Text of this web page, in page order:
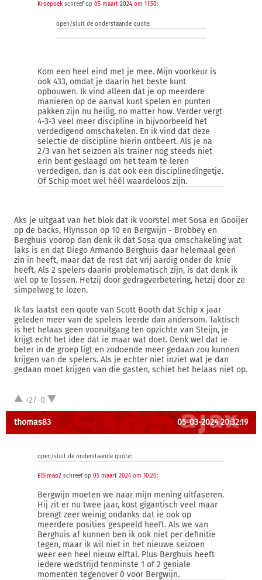
Kroepoek schreef op 05 maart 2024 om 11:50:
open/sluit de onderstaande quote:
Kom een heel eind met je mee. Mijn voorkeur is
ook 433, omdat je daarin het beste kunt
opbouwen. Ik vind alleen dat je op meerdere
manieren op de aanval kunt spelen en punten
pakken zijn nu heilig, no matter how. Verder vergt
4-3-3 veel meer discipline in bijvoorbeeld het
verdedigend omschakelen. En ik vind dat deze
selectie de discipline hierin ontbeert. Als je na
2/3 van het seizoen als trainer nog steeds niet
erin bent geslaagd om het team te leren
verdedigen, dan is dat ook een disciplinedingetje.
Of Schip moet wel héél waardeloos zijn.
Aks je uitgaat van het blok dat ik voorstel met Sosa en Gooijer
op de backs, Hlynsson op 10 en Bergwijn - Brobbey en
Berghuis voorop dan denk ik dat Sosa qua omschakeling wat
laks is en dat Diego Armando Berghuis daar helemaal geen
zin in heeft, maar dat de rest dat vrij aardig onder de knie
heeft. Als 2 spelers daarin problematisch zijn, is dat denk ik
wel op te lossen. Hetzij door gedragverbetering, hetzij door ze
simpelweg te lozen.
Ik las laatst een quote van Scott Booth dat Schip x jaar
geleden meer van de spelers leerde dan andersom. Taktisch
is het helaas geen vooruitgang ten opzichte van Steijn, je
krijgt echt het idee dat ie maar wat doet. Denk wel dat ie
beter in de groep ligt en zodoende meer gedaan zou kunnen
krijgen van de spelers. Als je echter niet inziet wat je dan
gedaan moet krijgen van die gasten, schiet het helaas niet op.
+2/-0
thomas83 05-03-2024 20:32:19
open/sluit de onderstaande quote:
ElSimao2 schreef op 05 maart 2024 om 10:20:
Bergwijn moeten we naar mijn mening uitfaseren.
Hij zit er nu twee jaar, kost gigantisch veel maar
brengt zeer weinig ondanks dat ie ook op
meerdere posities gespeeld heeft. Als we van
Berghuis af kunnen ben ik ook niet per definitie
tegen, maar ik wil niet in het nieuwe seizoen
weer een heel nieuw elftal. Plus Berghuis heeft
iedere wedstrijd tenminste 1 of 2 geniale
momenten tegenover 0 voor Bergwijn.